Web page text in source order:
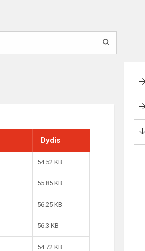
Dydis
54.52 KB
55.85 KB
56.25 KB
56.3 KB
54.72 KB